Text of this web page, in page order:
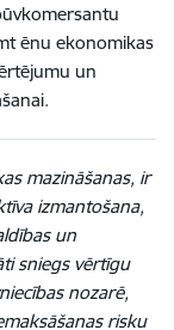
ēnu ekonomikas
un
mazināšanas, ir
izmantošana,
un
sniegs vērtīgu
nozarē,
risku